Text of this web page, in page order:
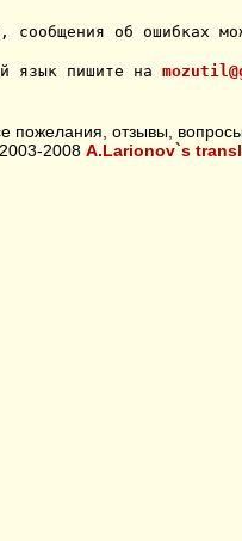
сообщения об ошибках
язык пишите на
пожелания, отзывы,
2008 A.Larionov`s